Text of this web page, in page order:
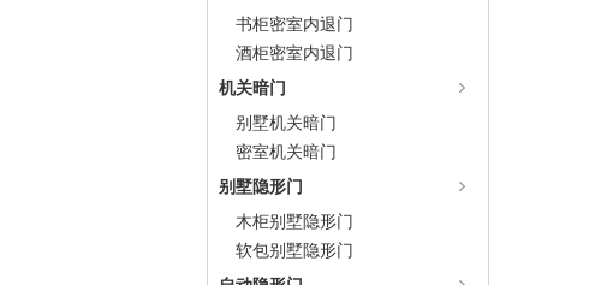
书柜密室内退门
酒柜密室内退门
机关暗门
别墅机关暗门
密室机关暗门
别墅隐形门
木柜别墅隐形门
软包别墅隐形门